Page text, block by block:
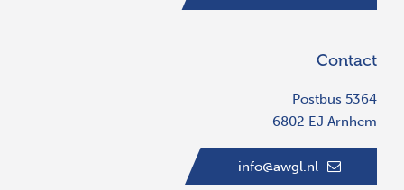
Contact
Postbus 5364
6802 EJ Arnhem
info@awgl.nl